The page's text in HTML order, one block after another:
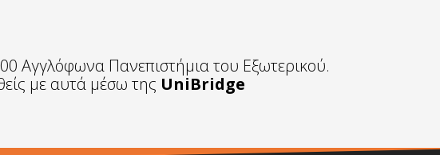
Αγγλόφωνα Πανεπιστήμια του Εξωτερικού.
με αυτά μέσω της UniBridge